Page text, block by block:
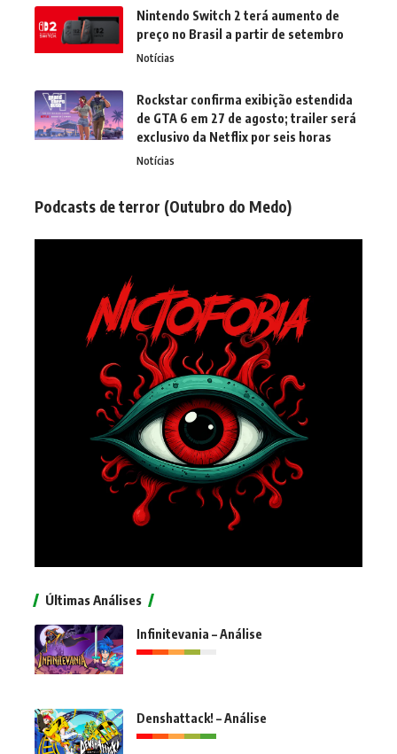
Nintendo Switch 2 terá aumento de
preço no Brasil a partir de setembro
Notícias
Rockstar confirma exibição estendida
de GTA 6 em 27 de agosto; trailer será
exclusivo da Netflix por seis horas
Notícias
Podcasts de terror (Outubro do Medo)
Últimas Análises
Infinitevania – Análise
Denshattack! – Análise